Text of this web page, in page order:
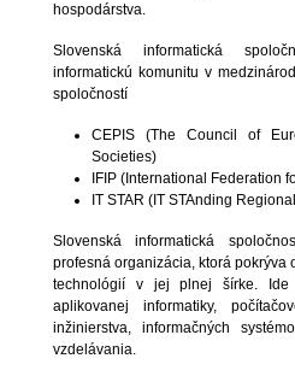
hospodárstva.
Slovenská informatická
informatickú komunitu v
spoločností
CEPIS (The Council of
Societies)
IFIP (International Federation
IT STAR (IT STAnding
Slovenská informatická
profesná organizácia, ktorá pokrýva
technológií v jej plnej šírke.
aplikovanej informatiky,
inžinierstva, informačných
vzdelávania.